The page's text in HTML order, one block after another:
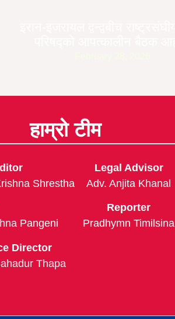
हाम्रो टीम
Shrestha
Pangeni
Director
Thapa
Legal Advisor
Adv. Anjita Khanal
Reporter
Pradhymn Timilsina